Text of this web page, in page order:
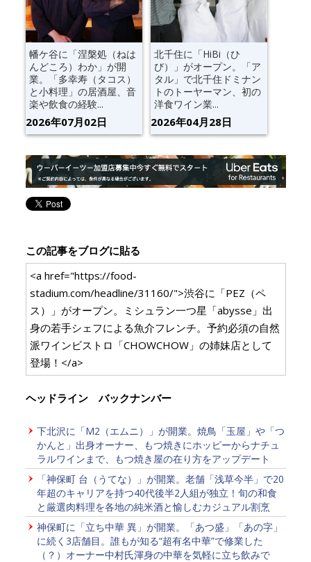
幡ケ谷に「涅槃処（ねは
んどころ）わか」が開
業。「多幸寿（タコス）
と小料理」の居酒屋、音
楽や飲食の経験...
2026年07月02日
北千住に「HiBi（ひ
び）」がオープン。「ア
タル」で北千住ドミナン
トのトーヤーマン、初の
洋食ワイン業...
2026年04月28日
この記事をブログに貼る
<a href="https://food-
stadium.com/headline/31160/">渋谷に「PEZ（ペ
ス）」がオープン。ミシュラン一つ星「abysse」出
身の若手シェフによる魚介フレンチ。予約必須の自然
派ワインビストロ「CHOWCHOW」の姉妹店として
登場！</a>
ヘッドライン バックナンバー
下北沢に「M2（エムニ）」が開業。焼鳥「玉屋」や「つ
かんと」出身オーナー、もつ焼きにホッピーからナチュ
ラルワインまで、もつ焼き屋の在り方をアップデート
「神保町 台（うてな）」が開業。老舗「浅草今半」で20
年超のキャリアを持つ40代後半2人組が独立！旬の和食
と厳選肉料理を各地の純米酒と愉しむカジュアル割烹
神保町に「立ち中華 異」が開業。「あつ盛」「あの字」
に続く3店舗目。誰もが知る“超有名中華”で修業した
（？）オーナー中村氏渾身の中華を気軽に立ち飲みで